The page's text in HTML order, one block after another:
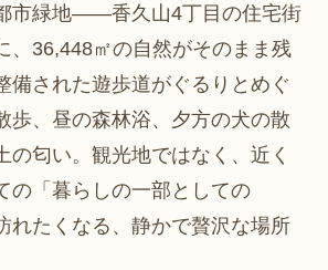
市緑地――香久山4丁目の住宅街
、36,448㎡の自然がそのまま残
備された遊歩道がぐるりとめぐ
歩、昼の森林浴、夕方の犬の散
の匂い。観光地ではなく、近く
の「暮らしの一部としての
れたくなる、静かで贅沢な場所